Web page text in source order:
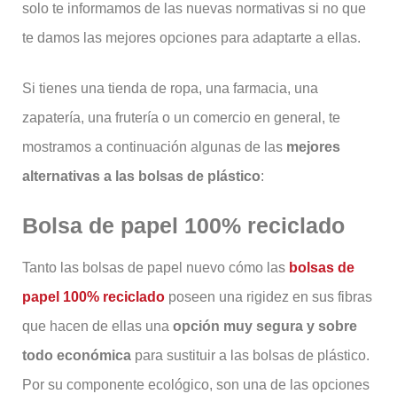
solo te informamos de las nuevas normativas si no que
te damos las mejores opciones para adaptarte a ellas.
Si tienes una tienda de ropa, una farmacia, una
zapatería, una frutería o un comercio en general, te
mostramos a continuación algunas de las mejores
alternativas a las bolsas de plástico:
Bolsa de papel 100% reciclado
Tanto las bolsas de papel nuevo cómo las bolsas de
papel 100% reciclado poseen una rigidez en sus fibras
que hacen de ellas una opción muy segura y sobre
todo económica para sustituir a las bolsas de plástico.
Por su componente ecológico, son una de las opciones